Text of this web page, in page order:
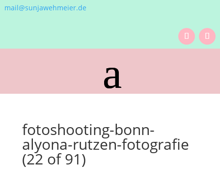
mail@sunjawehmeier.de
fotoshooting-bonn-
alyona-rutzen-fotografie
(22 of 91)